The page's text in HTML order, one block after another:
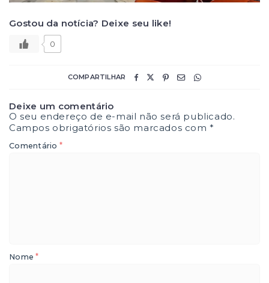
Gostou da notícia? Deixe seu like!
0
COMPARTILHAR
Deixe um comentário
O seu endereço de e-mail não será publicado.
Campos obrigatórios são marcados com*
Comentário *
Nome*